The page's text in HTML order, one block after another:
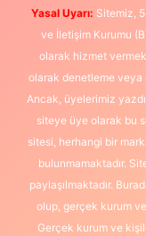
Yasal Uyarı: Sitemiz,
ve İletişim Kurumu
olarak hizmet
olarak denetleme veya
Ancak, üyelerimiz
siteye üye olarak bu
sitesi, herhangi bir
bulunmamaktadır.
paylaşılmaktadır.
olup, gerçek kurum
Gerçek kurum ve